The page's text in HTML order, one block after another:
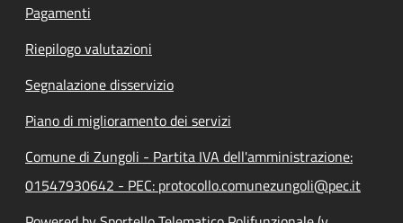
Pagamenti
Riepilogo valutazioni
Segnalazione disservizio
Piano di miglioramento dei servizi
Comune di Zungoli - Partita IVA dell'amministrazione:
01547930642 - PEC: protocollo.comunezungoli@pec.it